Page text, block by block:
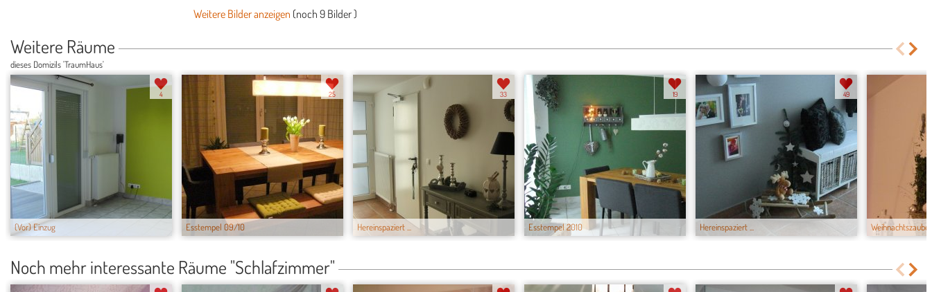
Weitere Bilder anzeigen (noch 9 Bilder)
Weitere Räume
dieses Domizils 'TraumHaus'
(Vor) Einzug
4
Esstempel 09/10
25
Hereinspaziert ...
33
Esstempel 2010
19
Hereinspaziert ...
49
Noch mehr interessante Räume "Schlafzimmer"